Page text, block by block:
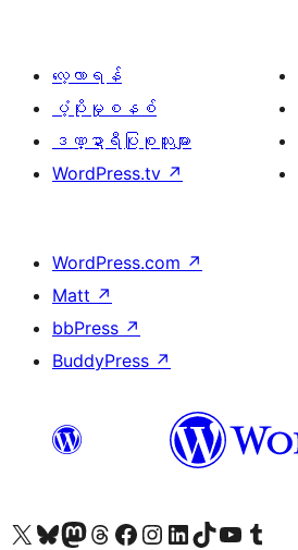
လေ့လာရန်
ပံ့ပိုးမှုစနစ်
ဒဏ္ဍာရီပြုစုသူများ
WordPress.tv ↗
WordPress.com ↗
Matt ↗
bbPress ↗
BuddyPress ↗
ကျွန်ုပ်တို့၏ X (ယခင် Twitter) အကောင့်သို့ သွားရောက်ကြည့်ရှုပါကျွန်ုပ်တို့၏ Bluesky အကောင့်သို့ ဝင်ရောက်ကြည့်ရှုရန်
ကျွန်ုပ်တို့၏ Mastodon အကောင့်သို့ သွားရောက်ကြည့်ရှုပါကျွန်ုပ်တို့၏ Threads အကောင့်သို့ ဝင်ရောက်ကြည့်ရှုရန်
ကျွန်ုပ်တို့၏ Facebook စာမျက်နှာသို့ သွားရောက်ကြည့်ရှုပါကျွန်ုပ်တို့၏ Instagram အကောင့်သို့ သွားရောက်ကြည့်ရှုပါ ကျွန်ုပ်တို့၏ LinkedIn အကောင့်သို့ သွားရောက်ကြည့်ရှုပါကျွန်ုပ်တို့၏ TikTok အကောင့်သို့ ဝင်ရောက်ကြည့်ရှုရန်
ကျွန်ုပ်တို့၏ YouTube ချန်နယ်သို့ သွားရောက်ကြည့်ရှုပါ ကျွန်ုပ်တို့၏ Tumblr အကောင့်သို့ ဝင်ရောက်ကြည့်ရှုရန်